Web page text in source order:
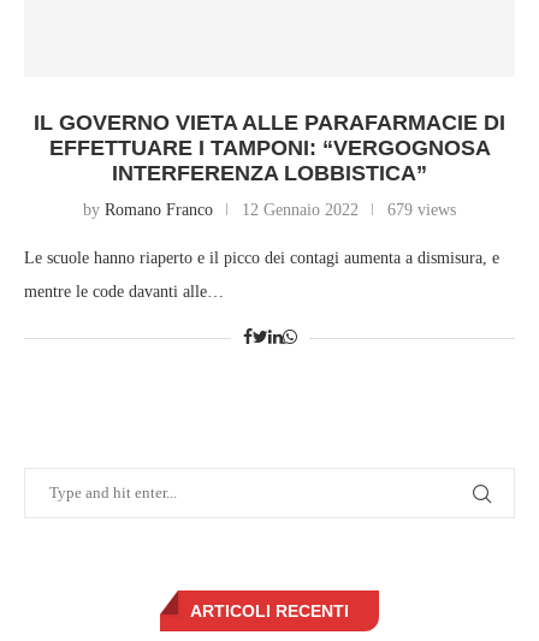
IL GOVERNO VIETA ALLE PARAFARMACIE DI
EFFETTUARE I TAMPONI: “VERGOGNOSA
INTERFERENZA LOBBISTICA”
by Romano Franco 12 Gennaio 2022 679 views
Le scuole hanno riaperto e il picco dei contagi aumenta a dismisura, e
mentre le code davanti alle…
ARTICOLI RECENTI